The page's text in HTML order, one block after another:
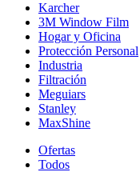
Karcher
3M Window Film
Hogar y Oficina
Protección Personal
Industria
Filtración
Meguiars
Stanley
MaxShine
Ofertas
Todos